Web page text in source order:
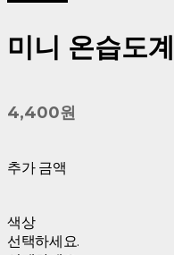
미니 온습도계
4,400원
추가 금액
색상
선택하세요.